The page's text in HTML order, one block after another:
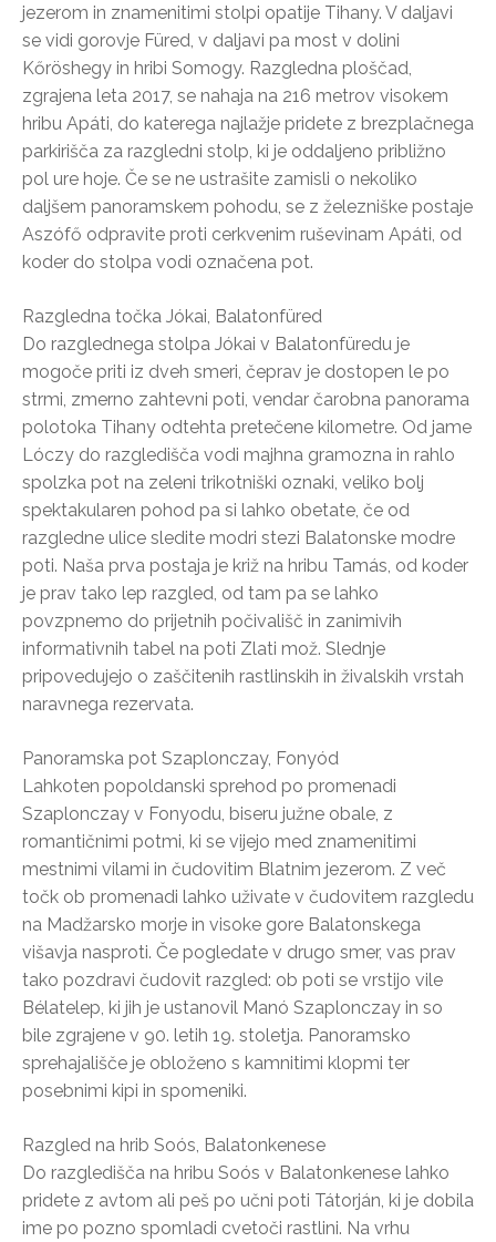
jezerom in znamenitimi stolpi opatije Tihany. V daljavi
se vidi gorovje Füred, v daljavi pa most v dolini
Kőröshegy in hribi Somogy. Razgledna ploščad,
zgrajena leta 2017, se nahaja na 216 metrov visokem
hribu Apáti, do katerega najlažje pridete z brezplačnega
parkirišča za razgledni stolp, ki je oddaljeno približno
pol ure hoje. Če se ne ustrašite zamisli o nekoliko
daljšem panoramskem pohodu, se z železniške postaje
Aszófő odpravite proti cerkvenim ruševinam Apáti, od
koder do stolpa vodi označena pot.
Razgledna točka Jókai, Balatonfüred
Do razglednega stolpa Jókai v Balatonfüredu je
mogoče priti iz dveh smeri, čeprav je dostopen le po
strmi, zmerno zahtevni poti, vendar čarobna panorama
polotoka Tihany odtehta pretečene kilometre. Od jame
Lóczy do razgledišča vodi majhna gramozna in rahlo
spolzka pot na zeleni trikotniški oznaki, veliko bolj
spektakularen pohod pa si lahko obetate, če od
razgledne ulice sledite modri stezi Balatonske modre
poti. Naša prva postaja je križ na hribu Tamás, od koder
je prav tako lep razgled, od tam pa se lahko
povzpnemo do prijetnih počivališč in zanimivih
informativnih tabel na poti Zlati mož. Slednje
pripovedujejo o zaščitenih rastlinskih in živalskih vrstah
naravnega rezervata.
Panoramska pot Szaplonczay, Fonyód
Lahkoten popoldanski sprehod po promenadi
Szaplonczay v Fonyodu, biseru južne obale, z
romantičnimi potmi, ki se vijejo med znamenitimi
mestnimi vilami in čudovitim Blatnim jezerom. Z več
točk ob promenadi lahko uživate v čudovitem razgledu
na Madžarsko morje in visoke gore Balatonskega
višavja nasproti. Če pogledate v drugo smer, vas prav
tako pozdravi čudovit razgled: ob poti se vrstijo vile
Bélatelep, ki jih je ustanovil Manó Szaplonczay in so
bile zgrajene v 90. letih 19. stoletja. Panoramsko
sprehajališče je obloženo s kamnitimi klopmi ter
posebnimi kipi in spomeniki.
Razgled na hrib Soós, Balatonkenese
Do razgledišča na hribu Soós v Balatonkenese lahko
pridete z avtom ali peš po učni poti Tátorján, ki je dobila
ime po pozno spomladi cvetoči rastlini. Na vrhu